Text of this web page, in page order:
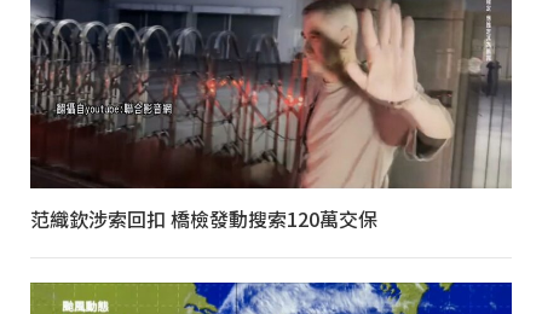
范織欽涉索回扣 橋檢發動搜索120萬交保